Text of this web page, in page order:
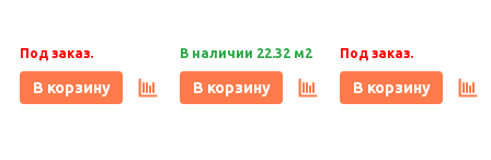
Под заказ.
В корзину
Ceramica (Грация
Керамика)
В наличии 22.32 м2
В корзину
Ceramica (Грация
Керамика)
Под заказ.
В корзину